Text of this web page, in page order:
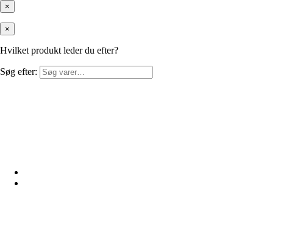
×
×
Hvilket produkt leder du efter?
Søg efter: